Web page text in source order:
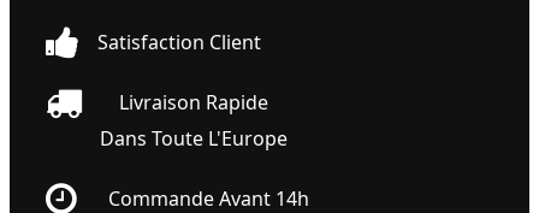
Satisfaction Client
Livraison Rapide
Dans Toute L'Europe
Commande Avant 14h